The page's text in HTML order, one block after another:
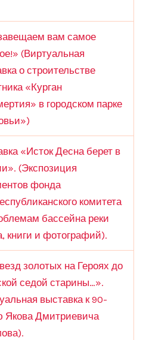
вам самое
(Виртуальная
о строительстве
«Курган
в городском парке
«Исток Десна берет в
(Экспозиция
фонда
комитета
бассейна реки
книги и фотографий).
золотых на Героях до
седой старины…».
выставка к 90-
Якова Дмитриевича